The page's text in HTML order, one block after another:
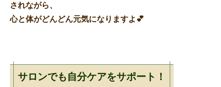
されながら、
心と体がどんどん元気になりますよ💕
サロンでも自分ケアをサポート！